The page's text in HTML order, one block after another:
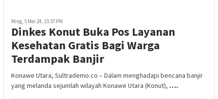
Ming, 5 Mei 24, 23:37 PM
Dinkes Konut Buka Pos Layanan
Kesehatan Gratis Bagi Warga
Terdampak Banjir
Konawe Utara, Sultrademo.co – Dalam menghadapi bencana banjir
yang melanda sejumlah wilayah Konawe Utara (Konut), ….